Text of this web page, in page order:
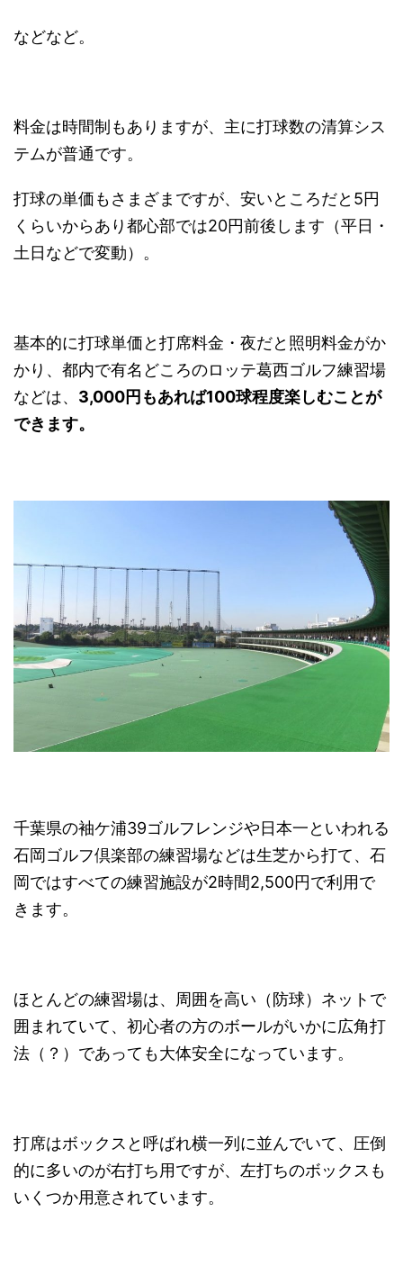
などなど。
料金は時間制もありますが、主に打球数の清算シス
テムが普通です。
打球の単価もさまざまですが、安いところだと5円
くらいからあり都心部では20円前後します（平日・
土日などで変動）。
基本的に打球単価と打席料金・夜だと照明料金がか
かり、都内で有名どころのロッテ葛西ゴルフ練習場
などは、 3,000円もあれば100球程度楽しむことが
できます。
千葉県の袖ケ浦39ゴルフレンジや日本一といわれる
石岡ゴルフ倶楽部の練習場などは生芝から打て、石
岡ではすべての練習施設が2時間2,500円で利用で
きます。
ほとんどの練習場は、周囲を高い（防球）ネットで
囲まれていて、初心者の方のボールがいかに広角打
法（？）であっても大体安全になっています。
打席はボックスと呼ばれ横一列に並んでいて、圧倒
的に多いのが右打ち用ですが、左打ちのボックスも
いくつか用意されています。